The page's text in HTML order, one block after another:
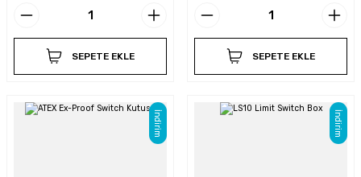
SEPETE EKLE SEPETE EKLE
İndirim İndirim